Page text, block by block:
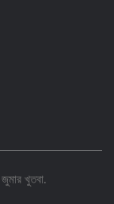
জুমার খুতবা.